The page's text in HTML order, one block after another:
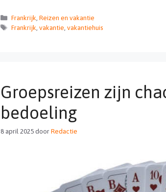
Categorieën
Frankrijk Reizen en vakantie
Tags
Frankrijk vakantie vakantiehuis
Groepsreizen zijn
bedoeling
8 april 2025doorRedactie